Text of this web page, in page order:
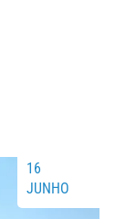
16
JUNHO